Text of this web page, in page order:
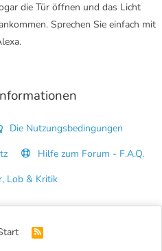
die Tür öffnen und das Licht
Sprechen Sie einfach mit
Die Nutzungsbedingungen
Hilfe zum Forum - F.A.Q.
Lob & Kritik
R